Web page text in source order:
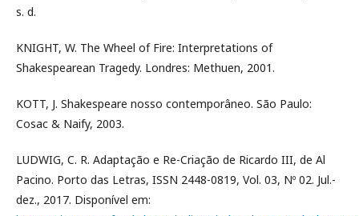
s. d.
KNIGHT, W. The Wheel of Fire: Interpretations of
Shakespearean Tragedy. Londres: Methuen, 2001.
KOTT, J. Shakespeare nosso contemporâneo. São Paulo:
Cosac & Naify, 2003.
LUDWIG, C. R. Adaptação e Re-Criação de Ricardo III, de Al
Pacino. Porto das Letras, ISSN 2448-0819, Vol. 03, Nº 02. Jul.-
dez., 2017. Disponível em: